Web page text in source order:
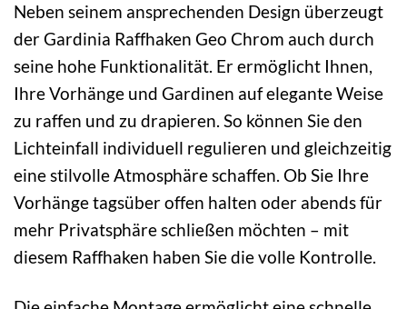
Neben seinem ansprechenden Design überzeugt
der Gardinia Raffhaken Geo Chrom auch durch
seine hohe Funktionalität. Er ermöglicht Ihnen,
Ihre Vorhänge und Gardinen auf elegante Weise
zu raffen und zu drapieren. So können Sie den
Lichteinfall individuell regulieren und gleichzeitig
eine stilvolle Atmosphäre schaffen. Ob Sie Ihre
Vorhänge tagsüber offen halten oder abends für
mehr Privatsphäre schließen möchten – mit
diesem Raffhaken haben Sie die volle Kontrolle.